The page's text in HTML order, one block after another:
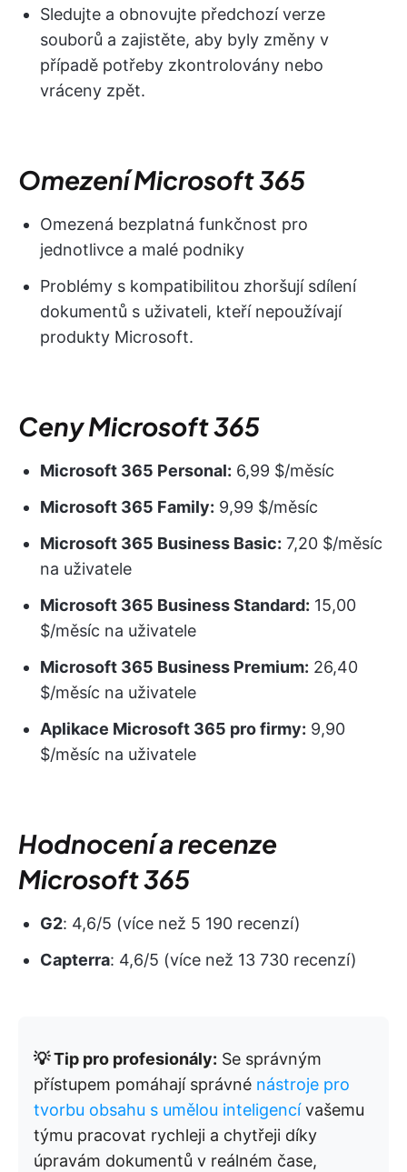
Sledujte a obnovujte předchozí verze
souborů a zajistěte, aby byly změny v
případě potřeby zkontrolovány nebo
vráceny zpět.
Omezení Microsoft 365
Omezená bezplatná funkčnost pro
jednotlivce a malé podniky
Problémy s kompatibilitou zhoršují sdílení
dokumentů s uživateli, kteří nepoužívají
produkty Microsoft.
Ceny Microsoft 365
Microsoft 365 Personal: 6,99 $/měsíc
Microsoft 365 Family: 9,99 $/měsíc
Microsoft 365 Business Basic: 7,20 $/měsíc
na uživatele
Microsoft 365 Business Standard: 15,00
$/měsíc na uživatele
Microsoft 365 Business Premium: 26,40
$/měsíc na uživatele
Aplikace Microsoft 365 pro firmy: 9,90
$/měsíc na uživatele
Hodnocení a recenze
Microsoft 365
G2: 4,6/5 (více než 5 190 recenzí)
Capterra: 4,6/5 (více než 13 730 recenzí)
💡 Tip pro profesionály: Se správným
přístupem pomáhají správné nástroje pro
tvorbu obsahu s umělou inteligencívašemu
týmu pracovat rychleji a chytřeji díky
úpravám dokumentů v reálném čase,